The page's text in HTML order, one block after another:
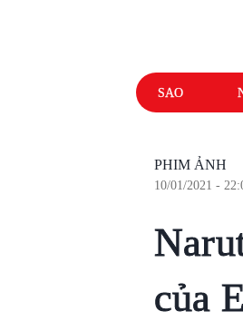
SAO
PHIM ẢNH
10/01/2021 -
của